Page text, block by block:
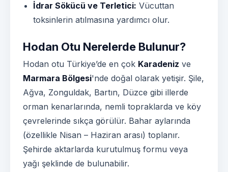
İdrar Sökücü ve Terletici: Vücuttan
toksinlerin atılmasına yardımcı olur.
Hodan Otu Nerelerde Bulunur?
Hodan otu Türkiye’de en çok Karadeniz ve
Marmara Bölgesi'nde doğal olarak yetişir. Şile,
Ağva, Zonguldak, Bartın, Düzce gibi illerde
orman kenarlarında, nemli topraklarda ve köy
çevrelerinde sıkça görülür. Bahar aylarında
(özellikle Nisan – Haziran arası) toplanır.
Şehirde aktarlarda kurutulmuş formu veya
yağı şeklinde de bulunabilir.